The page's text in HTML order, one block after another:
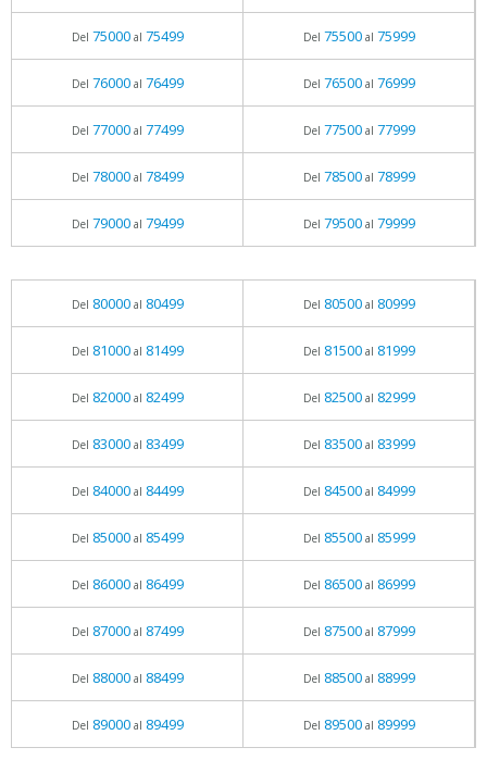
Del 75000al 75499 Del 75500al 75999
Del 76000al 76499 Del 76500al 76999
Del 77000al 77499 Del 77500al 77999
Del 78000al 78499 Del 78500al 78999
Del 79000al 79499 Del 79500al 79999
Del 80000al 80499 Del 80500al 80999
Del 81000al 81499 Del 81500al 81999
Del 82000al 82499 Del 82500al 82999
Del 83000al 83499 Del 83500al 83999
Del 84000al 84499 Del 84500al 84999
Del 85000al 85499 Del 85500al 85999
Del 86000al 86499 Del 86500al 86999
Del 87000al 87499 Del 87500al 87999
Del 88000al 88499 Del 88500al 88999
Del 89000al 89499 Del 89500al 89999